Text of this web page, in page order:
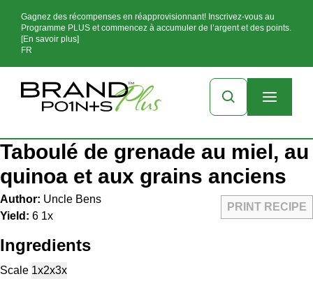
Gagnez des récompenses en réapprovisionnant! Inscrivez-vous au
Programme PLUS et commencez à accumuler de l’argent et des points.
[En savoir plus]
FR
Taboulé de grenade au miel, au
quinoa et aux grains anciens
PRINT RECIPE
Author: Uncle Bens
Yield: 6 1x
Ingredients
Scale 1x2x3x